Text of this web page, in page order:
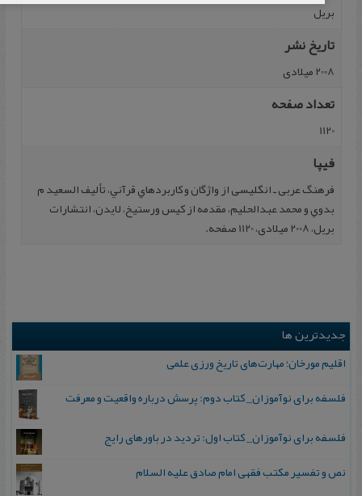
بريل
تاریخ نشر
2008 میلادی
تعداد صفحه
1120
فیپا
فرهنگ عربی ـ انگليسی از واژگان و کاربردهاي قرآني، تأليف السعيد م
بدوي و محمد عبدالحليم، مقدمه از کيس ورستيخ، لايدن، انتشارات
بريل، 2008 میلادی، 1120 صفحه.
جدیدترین ها
اقلیم مورخان؛ مهارت‌های تاریخ ورزی علمی
فلسفه برای نوآموزان_ کتاب دوم: پرسش درباره واقعیت و معرفت
فلسفه برای نوآموزان_ کتاب اول: تردید در باورهای رایج
نص و تفسیر مکتب فقهی امام صادق علیه السلام